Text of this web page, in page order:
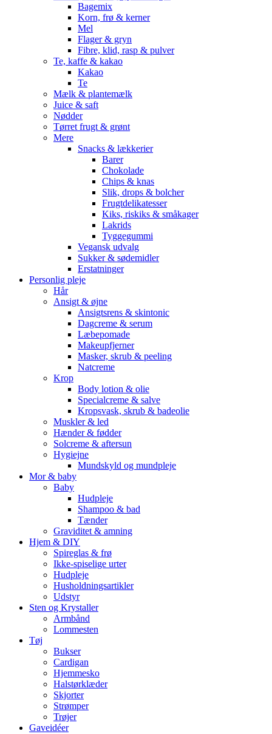
Bagemix
Korn, frø & kerner
Mel
Flager & gryn
Fibre, klid, rasp & pulver
Te, kaffe & kakao
Kakao
Te
Mælk & plantemælk
Juice & saft
Nødder
Tørret frugt & grønt
Mere
Snacks & lækkerier
Barer
Chokolade
Chips & knas
Slik, drops & bolcher
Frugtdelikatesser
Kiks, riskiks & småkager
Lakrids
Tyggegummi
Vegansk udvalg
Sukker & sødemidler
Erstatninger
Personlig pleje
Hår
Ansigt & øjne
Ansigtsrens & skintonic
Dagcreme & serum
Læbepomade
Makeupfjerner
Masker, skrub & peeling
Natcreme
Krop
Body lotion & olie
Specialcreme & salve
Kropsvask, skrub & badeolie
Muskler & led
Hænder & fødder
Solcreme & aftersun
Hygiejne
Mundskyld og mundpleje
Mor & baby
Baby
Hudpleje
Shampoo & bad
Tænder
Graviditet & amning
Hjem & DIY
Spireglas & frø
Ikke-spiselige urter
Hudpleje
Husholdningsartikler
Udstyr
Sten og Krystaller
Armbånd
Lommesten
Tøj
Bukser
Cardigan
Hjemmesko
Halstørklæder
Skjorter
Strømper
Trøjer
Gaveidéer